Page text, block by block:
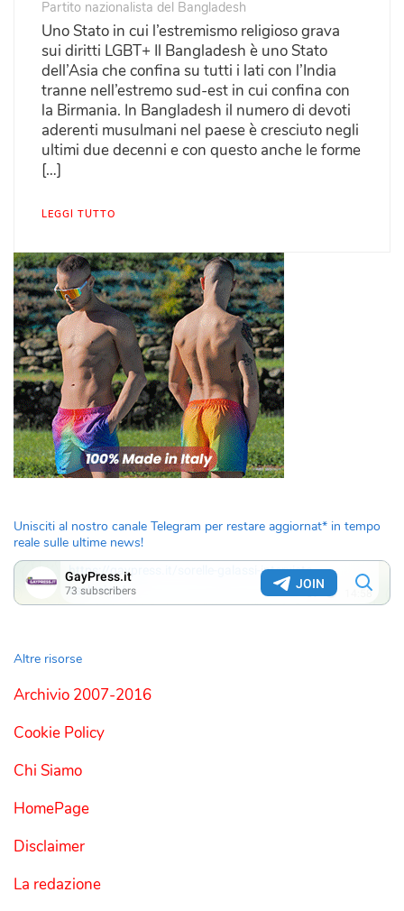
Partito nazionalista del Bangladesh
Uno Stato in cui l’estremismo religioso grava
sui diritti LGBT+ Il Bangladesh è uno Stato
dell’Asia che confina su tutti i lati con l’India
tranne nell’estremo sud-est in cui confina con
la Birmania. In Bangladesh il numero di devoti
aderenti musulmani nel paese è cresciuto negli
ultimi due decenni e con questo anche le forme
[…]
LEGGI TUTTO
Unisciti al nostro canale Telegram per restare aggiornat* in tempo
reale sulle ultime news!
Altre risorse
Archivio 2007-2016
Cookie Policy
Chi Siamo
HomePage
Disclaimer
La redazione